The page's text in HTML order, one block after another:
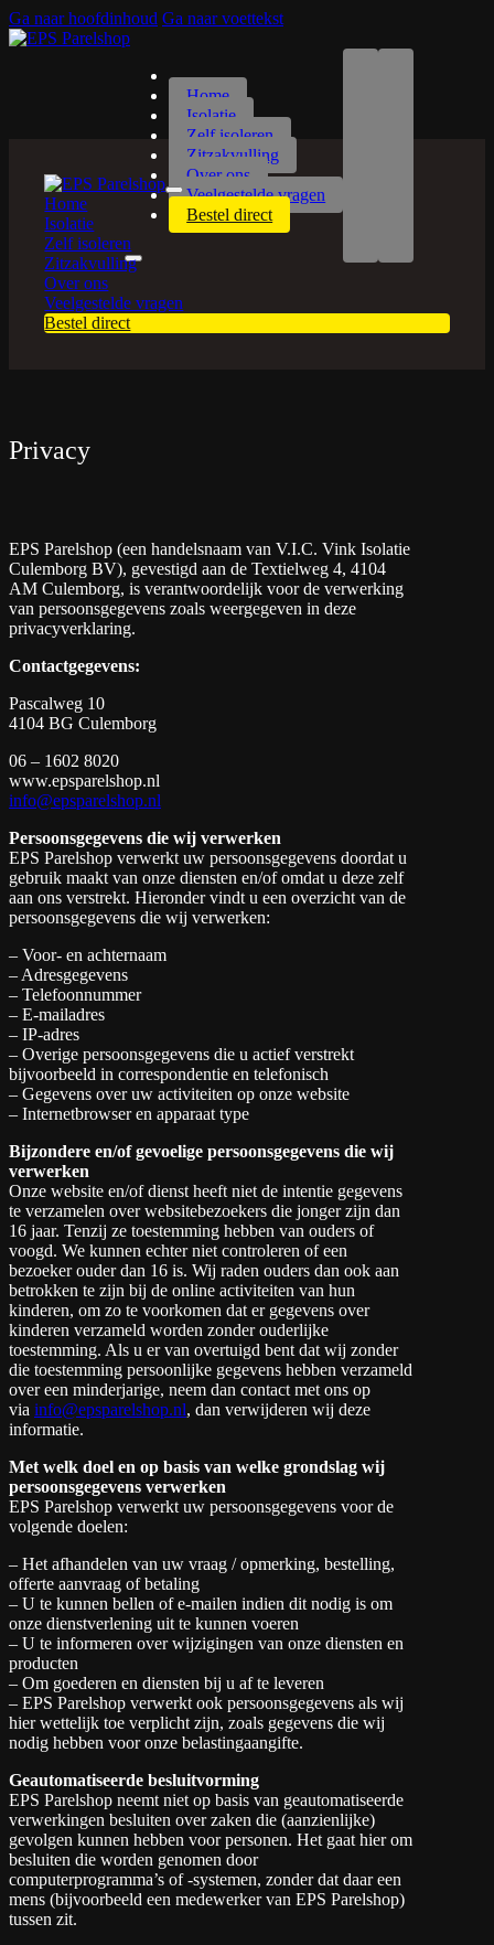
Ga naar hoofdinhoud Ga naar voettekst
Home
Isolatie
Zelf isoleren
Zitzakvulling
Over ons
Veelgestelde vragen
Bestel direct
Home
Isolatie
Zelf isoleren
Zitzakvulling
Over ons
Veelgestelde vragen
Bestel direct
Privacy
EPS Parelshop (een handelsnaam van V.I.C. Vink Isolatie
Culemborg BV), gevestigd aan de Textielweg 4, 4104
AM Culemborg, is verantwoordelijk voor de verwerking
van persoonsgegevens zoals weergegeven in deze
privacyverklaring.
Contactgegevens:
Pascalweg 10
4104 BG Culemborg
06 – 1602 8020
www.epsparelshop.nl
info@epsparelshop.nl
Persoonsgegevens die wij verwerken
EPS Parelshop verwerkt uw persoonsgegevens doordat u
gebruik maakt van onze diensten en/of omdat u deze zelf
aan ons verstrekt. Hieronder vindt u een overzicht van de
persoonsgegevens die wij verwerken:
– Voor- en achternaam
– Adresgegevens
– Telefoonnummer
– E-mailadres
– IP-adres
– Overige persoonsgegevens die u actief verstrekt
bijvoorbeeld in correspondentie en telefonisch
– Gegevens over uw activiteiten op onze website
– Internetbrowser en apparaat type
Bijzondere en/of gevoelige persoonsgegevens die wij
verwerken
Onze website en/of dienst heeft niet de intentie gegevens
te verzamelen over websitebezoekers die jonger zijn dan
16 jaar. Tenzij ze toestemming hebben van ouders of
voogd. We kunnen echter niet controleren of een
bezoeker ouder dan 16 is. Wij raden ouders dan ook aan
betrokken te zijn bij de online activiteiten van hun
kinderen, om zo te voorkomen dat er gegevens over
kinderen verzameld worden zonder ouderlijke
toestemming. Als u er van overtuigd bent dat wij zonder
die toestemming persoonlijke gegevens hebben verzameld
over een minderjarige, neem dan contact met ons op
via info@epsparelshop.nl, dan verwijderen wij deze
informatie.
Met welk doel en op basis van welke grondslag wij
persoonsgegevens verwerken
EPS Parelshop verwerkt uw persoonsgegevens voor de
volgende doelen:
– Het afhandelen van uw vraag / opmerking, bestelling,
offerte aanvraag of betaling
– U te kunnen bellen of e-mailen indien dit nodig is om
onze dienstverlening uit te kunnen voeren
– U te informeren over wijzigingen van onze diensten en
producten
– Om goederen en diensten bij u af te leveren
– EPS Parelshop verwerkt ook persoonsgegevens als wij
hier wettelijk toe verplicht zijn, zoals gegevens die wij
nodig hebben voor onze belastingaangifte.
Geautomatiseerde besluitvorming
EPS Parelshop neemt niet op basis van geautomatiseerde
verwerkingen besluiten over zaken die (aanzienlijke)
gevolgen kunnen hebben voor personen. Het gaat hier om
besluiten die worden genomen door
computerprogramma’s of -systemen, zonder dat daar een
mens (bijvoorbeeld een medewerker van EPS Parelshop)
tussen zit.